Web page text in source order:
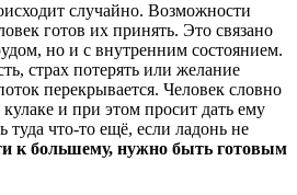
случайно. Возможности
готов их принять. Это связано
но и с внутренним состоянием.
страх потерять или желание
перекрывается. Человек словно
и при этом просит дать ему
что-то ещё, если ладонь не
к большему, нужно быть готовым